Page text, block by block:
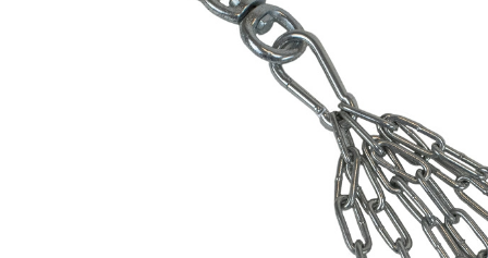
Bokszak
bokszak
Stoot-